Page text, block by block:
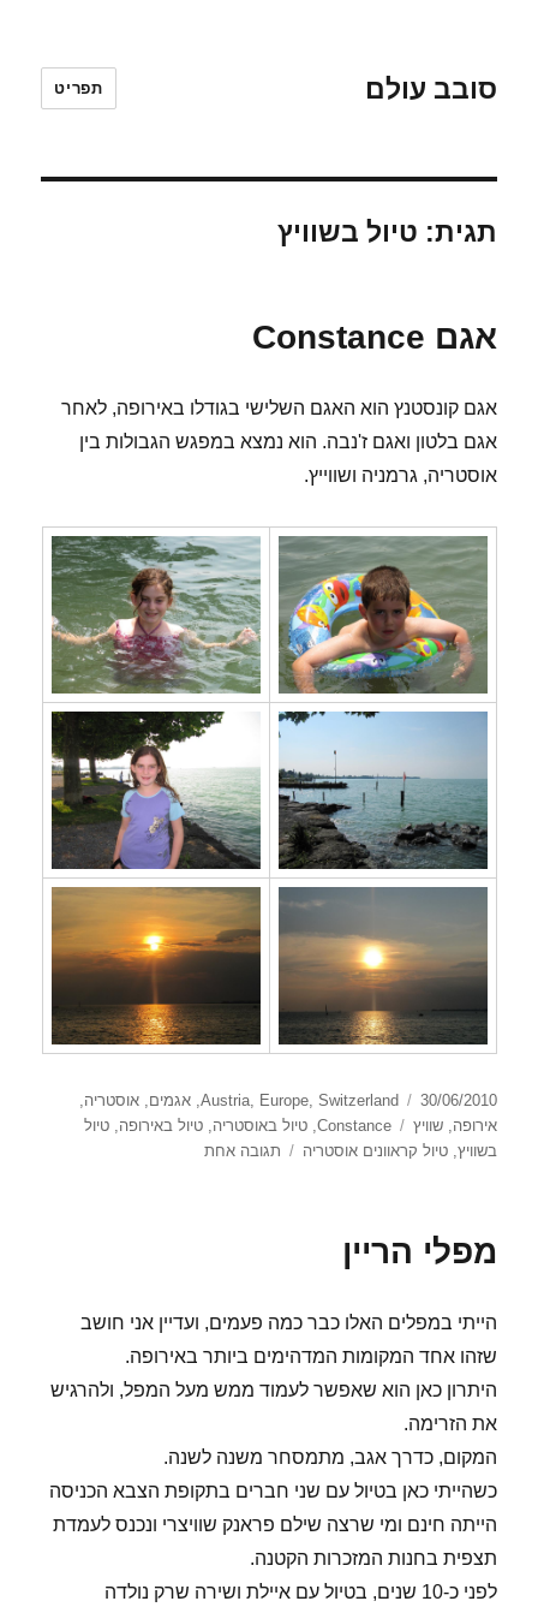
סובב עולם תפריט
תגית: טיול בשוויץ
אגם Constance
אגם קונסטנץ הוא האגם השלישי בגודלו באירופה, לאחר
אגם בלטון ואגם ז'נבה. הוא נמצא במפגש הגבולות בין
אוסטריה, גרמניה ושווייץ.
פורסם
בתאריך
30/06/2010 קטגוריות Austria, Europe, Switzerland
,אגמים,אוסטריה,
אירופה,שוויץ תגיות
Constance
,טיול באוסטריה,טיול באירופה,טיול
בשוויץ,טיול קראוונים אוסטריה תגובה אחתעל
מפלי הריין
הייתי במפלים האלו כבר כמה פעמים, ועדיין אני חושב
שזהו אחד המקומות המדהימים ביותר באירופה.
היתרון כאן הוא שאפשר לעמוד ממש מעל המפל, ולהרגיש
את הזרימה.
המקום, כדרך אגב, מתמסחר משנה לשנה.
כשהייתי כאן בטיול עם שני חברים בתקופת הצבא הכניסה
הייתה חינם ומי שרצה שילם פראנק שוויצרי ונכנס לעמדת
תצפית בחנות המזכרות הקטנה.
לפני כ-10 שנים, בטיול עם איילת ושירה שרק נולדה